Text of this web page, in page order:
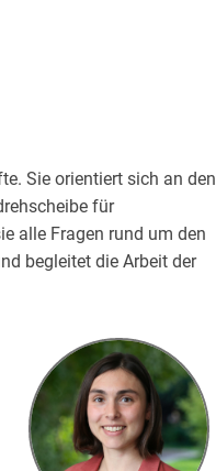
Sie orientiert sich an den
für
alle Fragen rund um den
begleitet die Arbeit der